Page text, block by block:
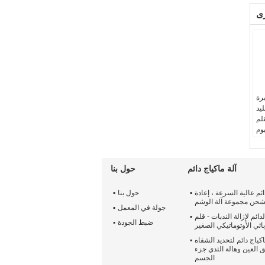
حول بنا
حول بنا
جولة في المعمل
ضبط الجودة
آلة ماكياج دائم
عالية السرعة ، إعادة
شحن مجموعة آلة الوشم
لإزالة الندبات - قلم
الأوتوماتيكي الصغير
دائم لتحديد الشفاه
العين وهالة الثدي جزء
الجسم